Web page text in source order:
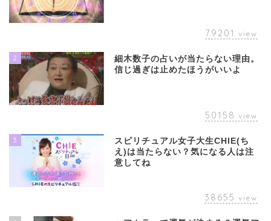
79201 view
2
細木数子の占いが当たらない理由。
信じ過ぎは止めたほうがいいよ
50158 view
3
スピリチュアル女子大生CHIE(ち
え)は当たらない？気になる人は注
意してね
38655 view